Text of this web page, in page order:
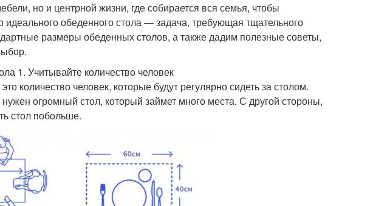
но и центрной жизни, где собирается вся семья, чтобы
обеденного стола — задача, требующая тщательного
размеры обеденных столов, а также дадим полезные советы,
1. Учитывайте количество человек
количество человек, которые будут регулярно сидеть за столом.
огромный стол, который займет много места. С другой стороны,
стол побольше.